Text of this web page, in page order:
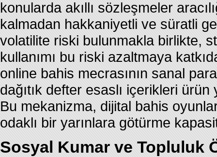
konularda akıllı sözleşmeler
kalmadan hakkaniyetli ve süratli
volatilite riski bulunmakla birlikte,
kullanımı bu riski azaltmaya
online bahis mecrasının sanal
dağıtık defter esaslı içerikleri
Bu mekanizma, dijital bahis
odaklı bir yarınlara götürme
Sosyal Kumar ve Topluluk